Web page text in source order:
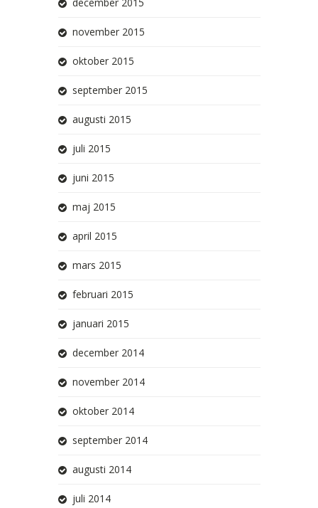
november 2015
oktober 2015
september 2015
augusti 2015
juli 2015
juni 2015
maj 2015
april 2015
mars 2015
februari 2015
januari 2015
december 2014
november 2014
oktober 2014
september 2014
augusti 2014
juli 2014